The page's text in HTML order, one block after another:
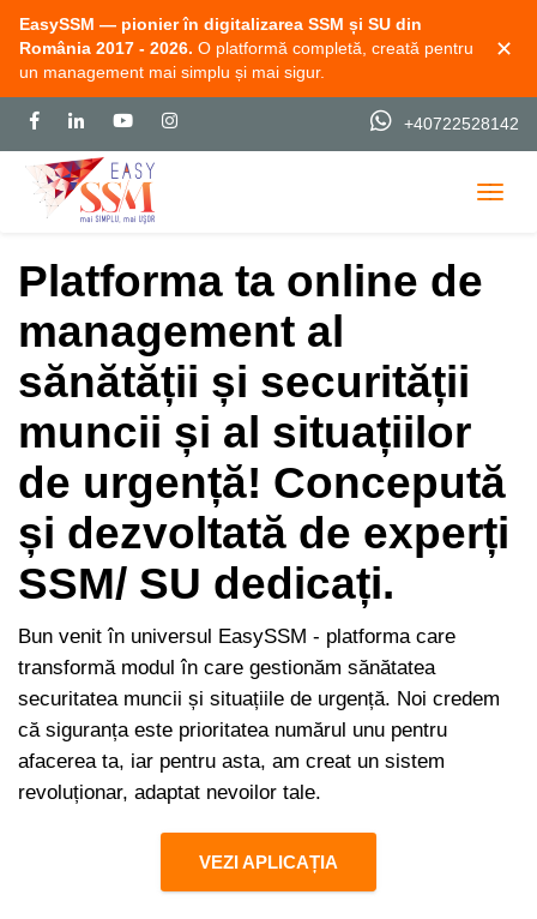
EasySSM — pionier în digitalizarea SSM și SU din
România 2017 - 2026. O platformă completă, creată pentru
un management mai simplu și mai sigur.
✕
+40722528142
Platforma ta online de
management al
sănătății și securității
muncii și al situațiilor
de urgență! Concepută
și dezvoltată de experți
SSM/ SU dedicați.
Bun venit în universul EasySSM - platforma care
transformă modul în care gestionăm sănătatea
securitatea muncii și situațiile de urgență. Noi credem
că siguranța este prioritatea numărul unu pentru
afacerea ta, iar pentru asta, am creat un sistem
revoluționar, adaptat nevoilor tale.
VEZI APLICAȚIA